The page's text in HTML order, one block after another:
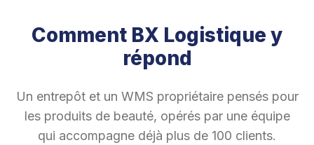
Comment BX Logistique y
répond
Un entrepôt et un WMS propriétaire pensés pour
les produits de beauté, opérés par une équipe
qui accompagne déjà plus de 100 clients.